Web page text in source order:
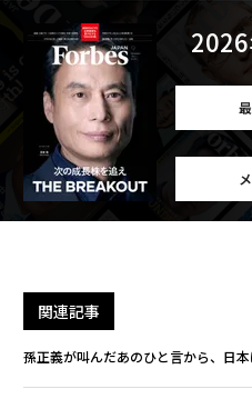
関連記事
孫正義が叫んだあのひと言から、日